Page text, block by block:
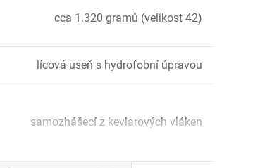
cca 1.320 gramů (velikost 42)
lícová useň s hydrofobní úpravou
samozhášecí z kevlarových vláken